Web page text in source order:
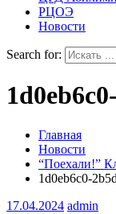
РЦОЭ
Новости
Search for:
Главная
Новости
“Поехали!”
1d0eb6c0-
17.04.2024 admin